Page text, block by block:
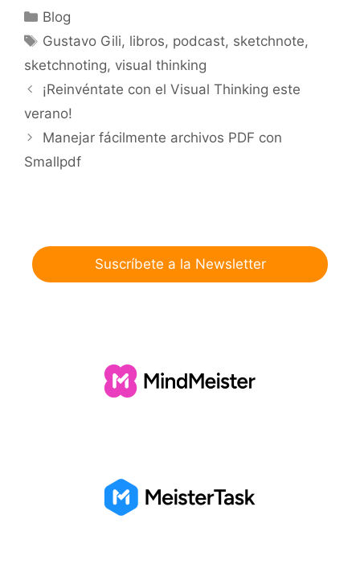
Categorías
Blog
Etiquetas
Gustavo Gili, libros, podcast, sketchnote,
sketchnoting, visual thinking
¡Reinvéntate con el Visual Thinking este
verano!
Manejar fácilmente archivos PDF con
Smallpdf
Suscríbete a la Newsletter